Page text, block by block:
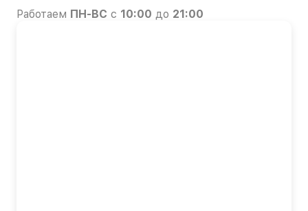
Работаем ПН-ВС с 10:00 до 21:00